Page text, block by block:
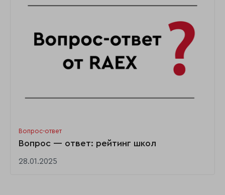
Вопрос-ответ
Вопрос — ответ: рейтинг школ
28.01.2025